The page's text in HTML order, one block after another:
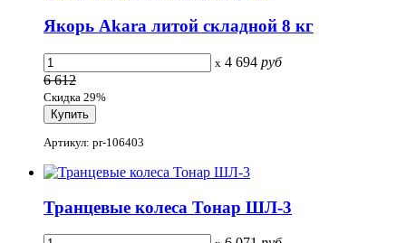
Якорь Akara литой складной 8 кг
x 4 694 руб
6 612
Скидка 29%
Артикул: pr-106403
Транцевые колеса Тонар ШЛ-3